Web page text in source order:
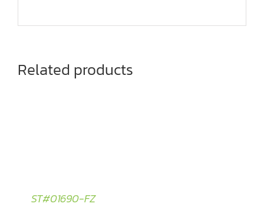
Related products
ST#01690-FZ